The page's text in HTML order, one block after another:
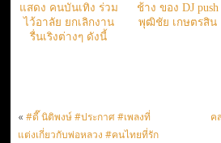
แสดง คนบันเทิง ร่วม
ไว้อาลัย ยกเลิกงาน
รื่นเริงต่างๆ ดังนี้
ช้าง ของ DJ push
พุฒิชัย เกษตรสิน
« #ดี๊ นิติพงษ์ #ประกาศ #เพลงที่
แต่งเกี่ยวกับพ่อหลวง #คนไทยที่รัก
ค